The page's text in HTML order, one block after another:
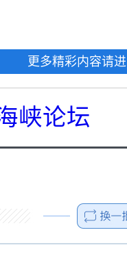
更多精彩内容请
峡论坛